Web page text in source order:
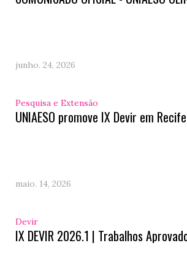
junho. 24, 2026
Pesquisa e Extensão
UNIAESO promove IX Devir em
maio. 14, 2026
Devir
IX DEVIR 2026.1 | Trabalhos